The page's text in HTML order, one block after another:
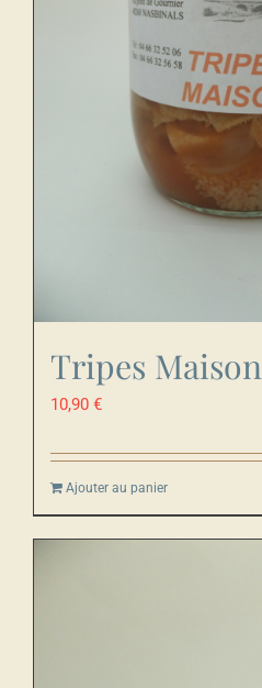
Tripes Maison
10,90 €
Ajouter au panier